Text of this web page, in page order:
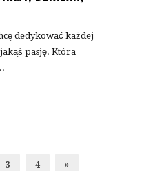
dedykować każdej
pasję. Która
3 4 »